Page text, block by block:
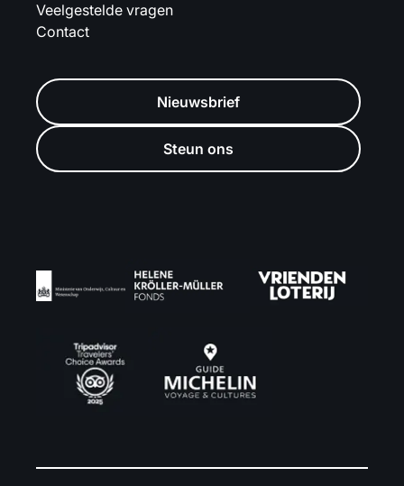
Veelgestelde vragen
Contact
Nieuwsbrief
Steun ons